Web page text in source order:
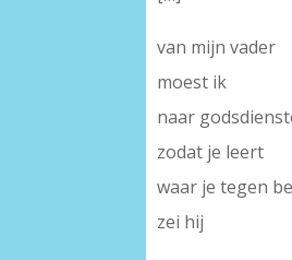
van mijn vader
moest ik
naar
zodat je leert
waar je tegen
zei hij